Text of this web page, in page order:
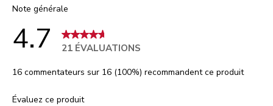
Note générale
4.7 21 ÉVALUATIONS
16 commentateurs sur 16 (100%) recommandent ce produit
Évaluez ce produit